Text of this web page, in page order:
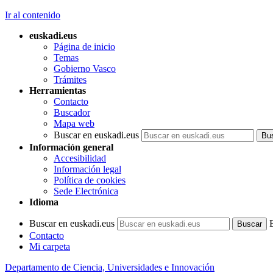
Ir al contenido
euskadi.eus
Página de inicio
Temas
Gobierno Vasco
Trámites
Herramientas
Contacto
Buscador
Mapa web
Buscar en euskadi.eus
Información general
Accesibilidad
Información legal
Política de cookies
Sede Electrónica
Idioma
Buscar en euskadi.eus
Contacto
Mi carpeta
Departamento de Ciencia, Universidades e Innovación